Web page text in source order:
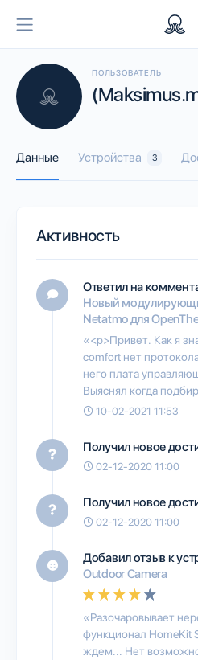
ПОЛЬЗОВАТЕЛЬ
Данные Устройства 3
Активность
Ответил на
Новый
Netatmo для
«<p>Привет. Как я
comfort нет
него плата
Выяcнял когда
10-02-2021 11:53
Получил новое
02-12-2020 11:00
Получил новое
02-12-2020 11:00
Добавил отзыв к
Outdoor Camera
«Разочаровывает
функционал HomeKit
ждем... Нет